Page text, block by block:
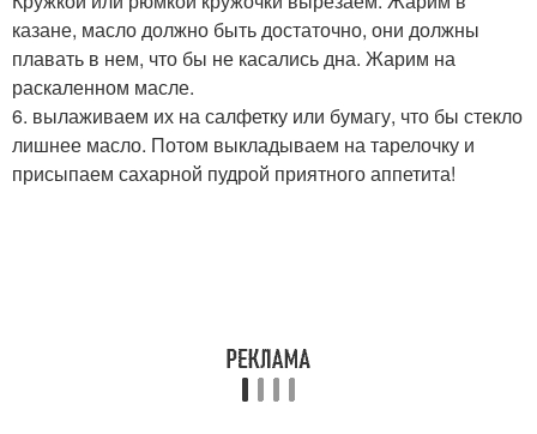
казане, масло должно быть достаточно, они должны
плавать в нем, что бы не касались дна. Жарим на
раскаленном масле.
6. вылаживаем их на салфетку или бумагу, что бы стекло
лишнее масло. Потом выкладываем на тарелочку и
присыпаем сахарной пудрой приятного аппетита!